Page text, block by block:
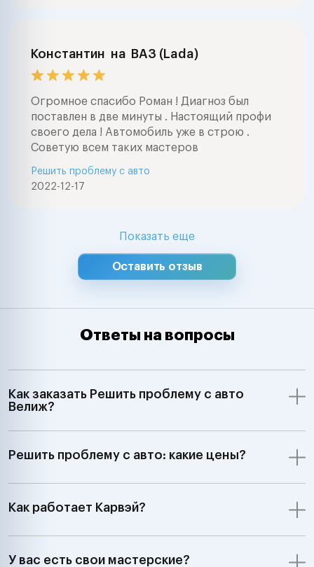
Константин на ВАЗ (Lada)
Огромное спасибо Роман ! Диагноз был
поставлен в две минуты . Настоящий профи
своего дела ! Автомобиль уже в строю .
Советую всем таких мастеров
2022-12-17
Решить проблему с авто
Показать еще
Оставить отзыв
Ответы на вопросы
Как заказать Решить проблему с авто
Велиж?
Решить проблему с авто: какие цены?
Как работает Карвэй?
У вас есть свои мастерские?